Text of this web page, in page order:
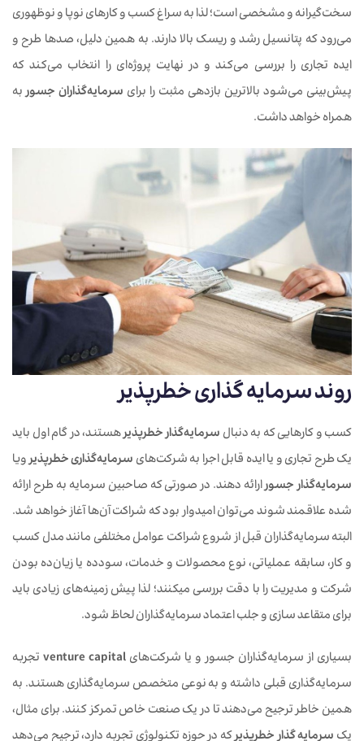
سخت‌گیرانه و مشخصی است؛ لذا به سراغ کسب و کارهای نوپا و نوظهوری
می‌رود که پتانسیل رشد و ریسک بالا دارند. به همین دلیل، صدها طرح و
ایده تجاری را بررسی می‌کند و در نهایت پروژه‌ای را انتخاب می‌کند که
پیش‌بینی می‌شود بالاترین بازدهی مثبت را برای سرمایه‌گذاران جسوربه
همراه خواهد داشت.
روند سرمایه گذاری خطرپذیر
کسب و کارهایی که به دنبال سرمایه‌گذار خطرپذیرهستند، در گام اول باید
یک طرح تجاری و یا ایده قابل اجرا به شرکت‌های سرمایه‌گذاری خطرپذیرویا
سرمایه‌گذار جسورارائه دهند. در صورتی که صاحبین سرمایه به طرح ارائه
شده علاقمند شوند می‌توان امیدوار بود که شراکت آن‌ها آغاز خواهد شد.
البته سرمایه‌گذاران قبل از شروع شراکت عوامل مختلفی مانند مدل کسب
و کار، سابقه عملیاتی، نوع محصولات و خدمات، سودده یا زیان‌‌ده بودن
شرکت و مدیریت را با دقت بررسی می‎کنند؛ لذا پیش زمینه‌های زیادی باید
برای متقاعد سازی و جلب اعتماد سرمایه‌گذاران لحاظ شود.
بسیاری از سرمایه‌گذاران جسور و یا شرکت‌های venture capital تجربه
سرمایه‌گذاری قبلی داشته و به نوعی متخصص سرمایه‌گذاری هستند. به
همین خاطر ترجیح می‌دهند تا در یک صنعت خاص تمرکز کنند. برای مثال،
یک سرمایه گذار خطرپذیرکه در حوزه تکنولوژی تجربه دارد، ترجیح می‌دهد